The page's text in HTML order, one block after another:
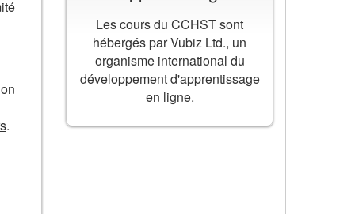
.
Les cours du CCHST sont
hébergés par Vubiz Ltd., un
organisme international du
développement d'apprentissage
en ligne.